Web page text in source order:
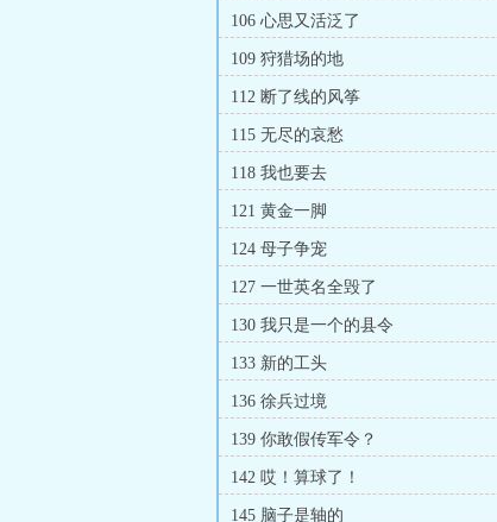
106 心思又活泛了
109 狩猎场的地
112 断了线的风筝
115 无尽的哀愁
118 我也要去
121 黄金一脚
124 母子争宠
127 一世英名全毁了
130 我只是一个的县令
133 新的工头
136 徐兵过境
139 你敢假传军令？
142 哎！算球了！
145 脑子是轴的